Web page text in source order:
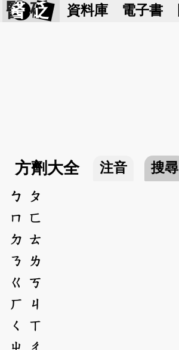
醫 砭 資料庫 電子書
方劑大全 注音
搜尋
ㄅ
ㄆ
ㄇ ㄈ
ㄉ ㄊ
ㄋ
ㄌ
ㄍ
ㄎ
ㄏ
ㄐ
ㄑ
ㄒ